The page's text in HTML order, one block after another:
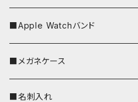
■Apple Watchバンド
■メガネケース
■名刺入れ